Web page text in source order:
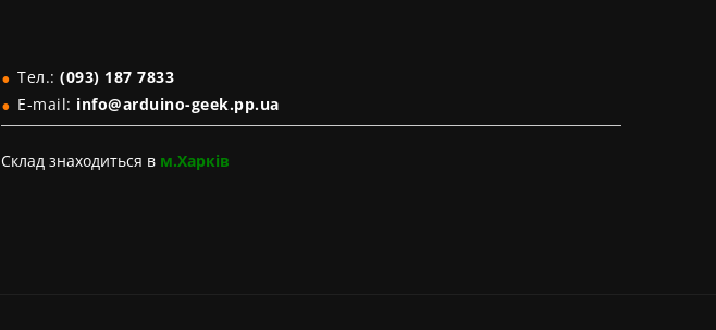
Тел.: (093) 187 7833
E-mail: info@arduino-geek.pp.ua
Склад знаходиться в м.Харків